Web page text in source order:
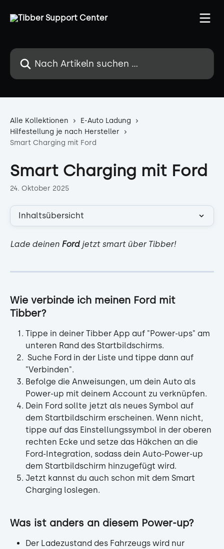
Nach Artikeln suchen …
Alle Kollektionen
E-Auto Ladung
Hilfestellung je nach Hersteller
Smart Charging mit Ford
Smart Charging mit Ford
24. Oktober 2025
Inhaltsübersicht
Lade deinen Ford jetzt smart über Tibber!
Wie verbinde ich meinen Ford mit
Tibber?
Tippe in deiner Tibber App auf "Power-ups" am
unteren Rand des Startbildschirms.
"Verbinden".
Befolge die Anweisungen, um dein Auto als
Power-up mit deinem Account zu verknüpfen.
Dein Ford sollte jetzt als neues Symbol auf
dem Startbildschirm erscheinen. Wenn nicht,
tippe auf das Einstellungssymbol in der oberen
rechten Ecke und setze das Häkchen an die
Ford-Integration, sodass dein Auto-Power-up
dem Startbildschirm hinzugefügt wird.
Jetzt kannst du auch schon mit dem Smart
Charging loslegen.
Was ist anders an diesem Power-up?
Der Ladezustand des Fahrzeugs wird nur